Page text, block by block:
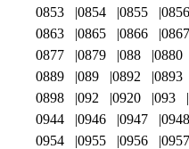
0853
0854 0855 0856
0863
0865 0866 0867
0877
0879 088 0880
0889
089 0892 0893
0898
092 0920 093
0944
0946 0947 0948
0954
0955 0956 0957